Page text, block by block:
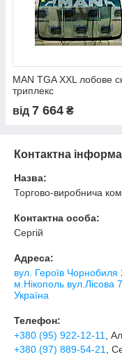
MAN TGA XXL лобове
триплекс
від 7 664 ₴
Контактна
Назва:
Торгово-виробнича
Контактна особа:
Сергій
Адреса:
вул. Героїв Чорнобиля
м.Нікополь вул.Лісова
Україна
Телефон:
+380 (95) 922-12-11
,
+380 (97) 889-54-21
,